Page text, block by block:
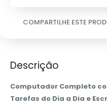
COMPARTILHE ESTE
Descrição
Computador Completo
Tarefas do Dia a Dia e